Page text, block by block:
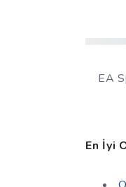
EA
En İyi